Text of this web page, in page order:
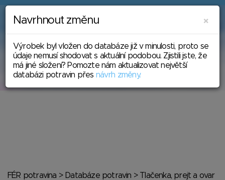
FÉR potravina > Databáze potravin >
Tlačenka, prejt a ovar
×
Navrhnout změnu
Výrobek byl vložen do databáze již v minulosti, proto se
údaje nemusí shodovat s aktuální podobou. Zjistili jste, že
má jiné složení? Pomozte nám aktualizovat největší
databázi potravin přes návrh změny.